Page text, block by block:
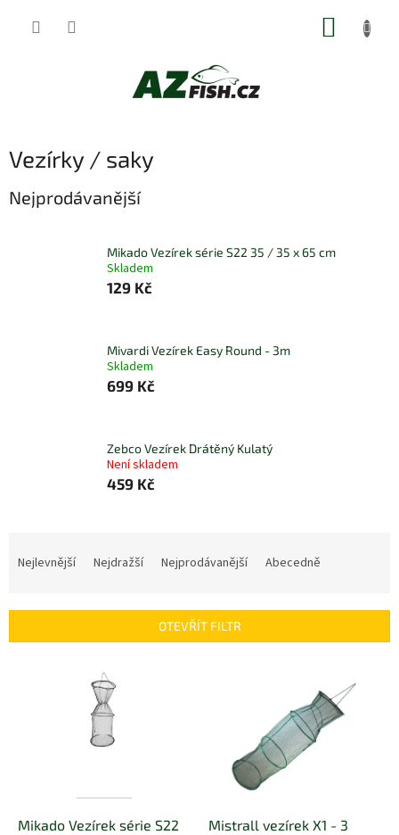
Vezírky / saky
Nejprodávanější
Mikado Vezírek série S22 35 / 35 x 65 cm
Skladem
129 Kč
Mivardi Vezírek Easy Round - 3m
Skladem
699 Kč
Zebco Vezírek Drátěný Kulatý
Není skladem
459 Kč
í
Nejlevnější Nejdražší Nejprodávanější Abecedně
OTEVŘÍT FILTR
Mikado Vezírek série S22
Mistrall vezírek X1 - 3